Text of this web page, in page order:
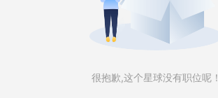
很抱歉,这个星球没有职位呢！